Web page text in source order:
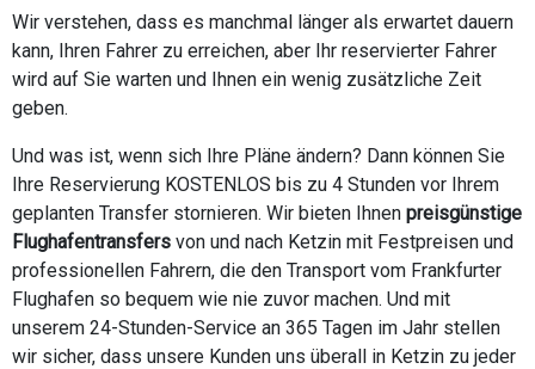
Wir verstehen, dass es manchmal länger als erwartet dauern
kann, Ihren Fahrer zu erreichen, aber Ihr reservierter Fahrer
wird auf Sie warten und Ihnen ein wenig zusätzliche Zeit
geben.
Und was ist, wenn sich Ihre Pläne ändern? Dann können Sie
Ihre Reservierung KOSTENLOS bis zu 4 Stunden vor Ihrem
geplanten Transfer stornieren. Wir bieten Ihnen preisgünstige
Flughafentransfers von und nach Ketzin mit Festpreisen und
professionellen Fahrern, die den Transport vom Frankfurter
Flughafen so bequem wie nie zuvor machen. Und mit
unserem 24-Stunden-Service an 365 Tagen im Jahr stellen
wir sicher, dass unsere Kunden uns überall in Ketzin zu jeder